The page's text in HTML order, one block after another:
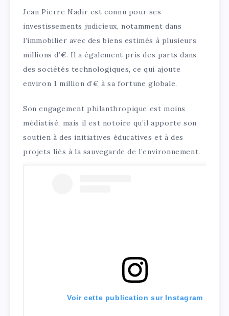
Jean Pierre Nadir est connu pour ses
investissements judicieux, notamment dans
l’immobilier avec des biens estimés à plusieurs
millions d’€. Il a également pris des parts dans
des sociétés technologiques, ce qui ajoute
environ 1 million d’€ à sa fortune globale.
Son engagement philanthropique est moins
médiatisé, mais il est notoire qu’il apporte son
soutien à des initiatives éducatives et à des
projets liés à la sauvegarde de l’environnement.
Voir cette publication sur Instagram